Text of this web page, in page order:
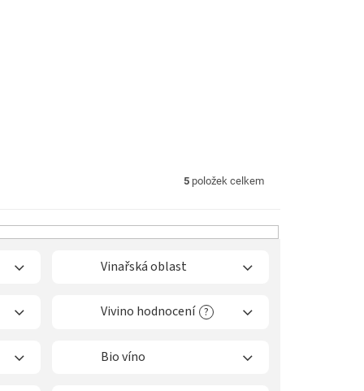
5 položek celkem
Vinařská oblast
Vivino hodnocení ?
Bio víno